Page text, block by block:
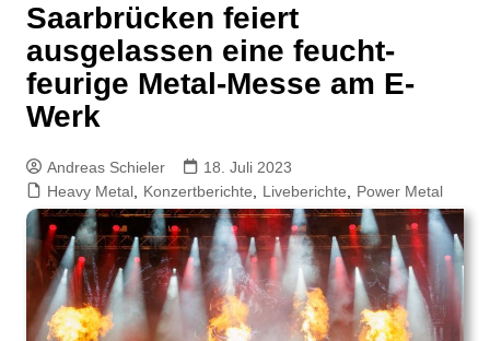
Saarbrücken feiert
ausgelassen eine feucht-
feurige Metal-Messe am E-
Werk
Andreas Schieler
18. Juli 2023
Heavy Metal, Konzertberichte Liveberichte Power Metal